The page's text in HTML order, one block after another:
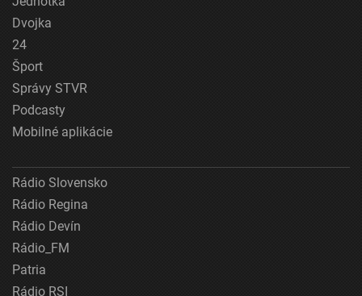
Dvojka
24
Šport
Správy STVR
Podcasty
Mobilné aplikácie
Rádio Slovensko
Rádio Regina
Rádio Devín
Rádio_FM
Patria
Rádio RSI